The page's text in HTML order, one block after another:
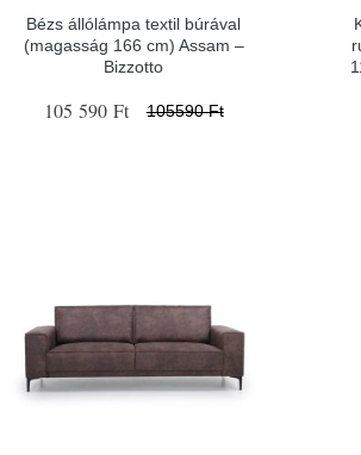
Bézs állólámpa textil búrával
(magasság 166 cm) Assam –
Bizzotto
105 590 Ft 105590 Ft